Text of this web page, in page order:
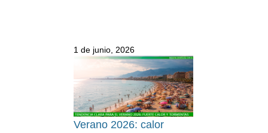
1 de junio, 2026
Verano 2026: calor